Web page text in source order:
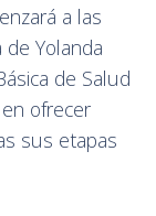
a las
Yolanda
de Salud
ofrecer
sus etapas